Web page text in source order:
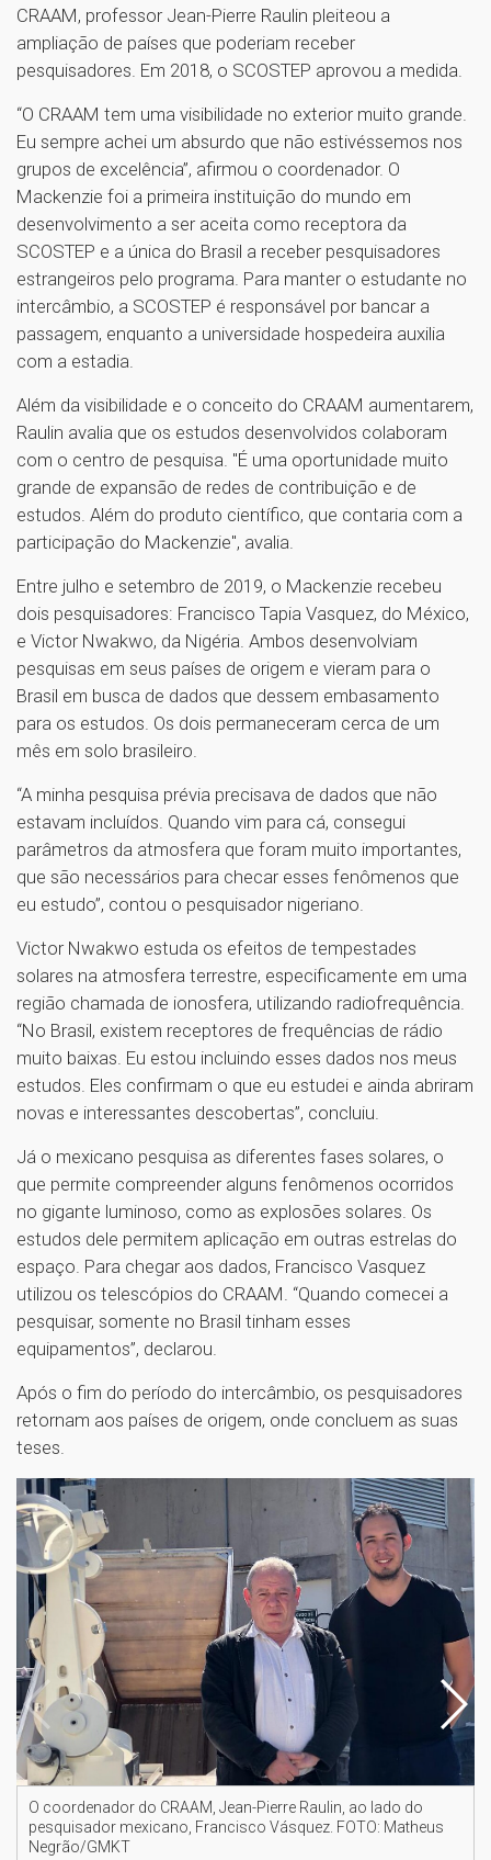
CRAAM, professor Jean-Pierre Raulin pleiteou a
ampliação de países que poderiam receber
pesquisadores. Em 2018, o SCOSTEP aprovou a medida.
“O CRAAM tem uma visibilidade no exterior muito grande.
Eu sempre achei um absurdo que não estivéssemos nos
grupos de excelência”, afirmou o coordenador. O
Mackenzie foi a primeira instituição do mundo em
desenvolvimento a ser aceita como receptora da
SCOSTEP e a única do Brasil a receber pesquisadores
estrangeiros pelo programa. Para manter o estudante no
intercâmbio, a SCOSTEP é responsável por bancar a
passagem, enquanto a universidade hospedeira auxilia
com a estadia.
Além da visibilidade e o conceito do CRAAM aumentarem,
Raulin avalia que os estudos desenvolvidos colaboram
com o centro de pesquisa. "É uma oportunidade muito
grande de expansão de redes de contribuição e de
estudos. Além do produto científico, que contaria com a
participação do Mackenzie", avalia.
Entre julho e setembro de 2019, o Mackenzie recebeu
dois pesquisadores: Francisco Tapia Vasquez, do México,
e Victor Nwakwo, da Nigéria. Ambos desenvolviam
pesquisas em seus países de origem e vieram para o
Brasil em busca de dados que dessem embasamento
para os estudos. Os dois permaneceram cerca de um
mês em solo brasileiro.
“A minha pesquisa prévia precisava de dados que não
estavam incluídos. Quando vim para cá, consegui
parâmetros da atmosfera que foram muito importantes,
que são necessários para checar esses fenômenos que
eu estudo”, contou o pesquisador nigeriano.
Victor Nwakwo estuda os efeitos de tempestades
solares na atmosfera terrestre, especificamente em uma
região chamada de ionosfera, utilizando radiofrequência.
“No Brasil, existem receptores de frequências de rádio
muito baixas. Eu estou incluindo esses dados nos meus
estudos. Eles confirmam o que eu estudei e ainda abriram
novas e interessantes descobertas”, concluiu.
Já o mexicano pesquisa as diferentes fases solares, o
que permite compreender alguns fenômenos ocorridos
no gigante luminoso, como as explosões solares. Os
estudos dele permitem aplicação em outras estrelas do
espaço. Para chegar aos dados, Francisco Vasquez
utilizou os telescópios do CRAAM. “Quando comecei a
pesquisar, somente no Brasil tinham esses
equipamentos”, declarou.
Após o fim do período do intercâmbio, os pesquisadores
retornam aos países de origem, onde concluem as suas
teses.
O coordenador do CRAAM, Jean-Pierre Raulin, ao lado do
pesquisador mexicano, Francisco Vásquez. FOTO: Matheus
Negrão/GMKT